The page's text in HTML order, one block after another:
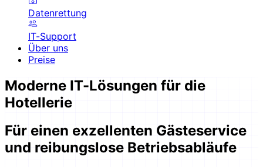
Datenrettung
IT-Support
Über uns
Preise
Moderne IT-Lösungen für die
Hotellerie
Für einen exzellenten Gästeservice
und reibungslose Betriebsabläufe